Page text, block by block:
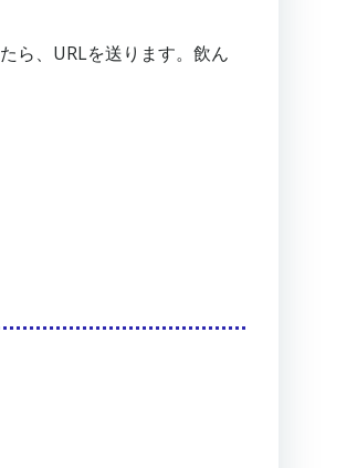
ら、URLを送ります。飲ん